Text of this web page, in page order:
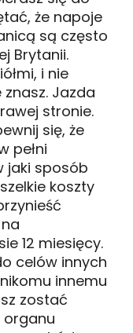
że napoje
są często
Brytanii.
i nie
Jazda
stronie.
się, że
pełni
jaki sposób
koszty
12 miesięcy.
celów innych
innemu
zostać
organu